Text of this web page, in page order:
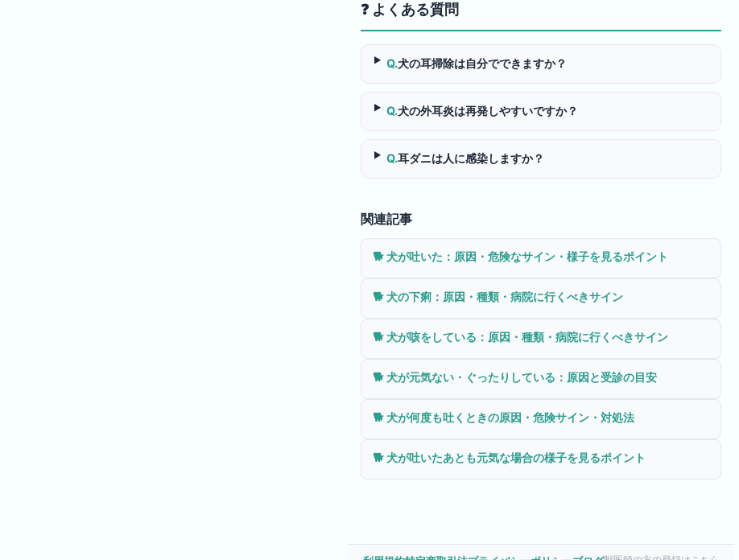
❓ よくある質問
Q.犬の耳掃除は自分でできますか？
Q.犬の外耳炎は再発しやすいですか？
Q.耳ダニは人に感染しますか？
関連記事
🐕 犬が吐いた：原因・危険なサイン・様子を見るポイント
🐕 犬の下痢：原因・種類・病院に行くべきサイン
🐕 犬が咳をしている：原因・種類・病院に行くべきサイン
🐕 犬が元気ない・ぐったりしている：原因と受診の目安
🐕 犬が何度も吐くときの原因・危険サイン・対処法
🐕 犬が吐いたあとも元気な場合の様子を見るポイント